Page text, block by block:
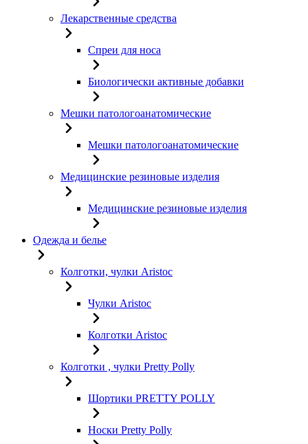
Лекарственные средства
Спреи для носа
Биологически активные добавки
Мешки патологоанатомические
Мешки патологоанатомические
Медицинские резиновые изделия
Медицинские резиновые изделия
Одежда и белье
Колготки, чулки Aristoc
Чулки Aristoc
Колготки Aristoc
Колготки , чулки Pretty Polly
Шортики PRETTY POLLY
Носки Pretty Polly